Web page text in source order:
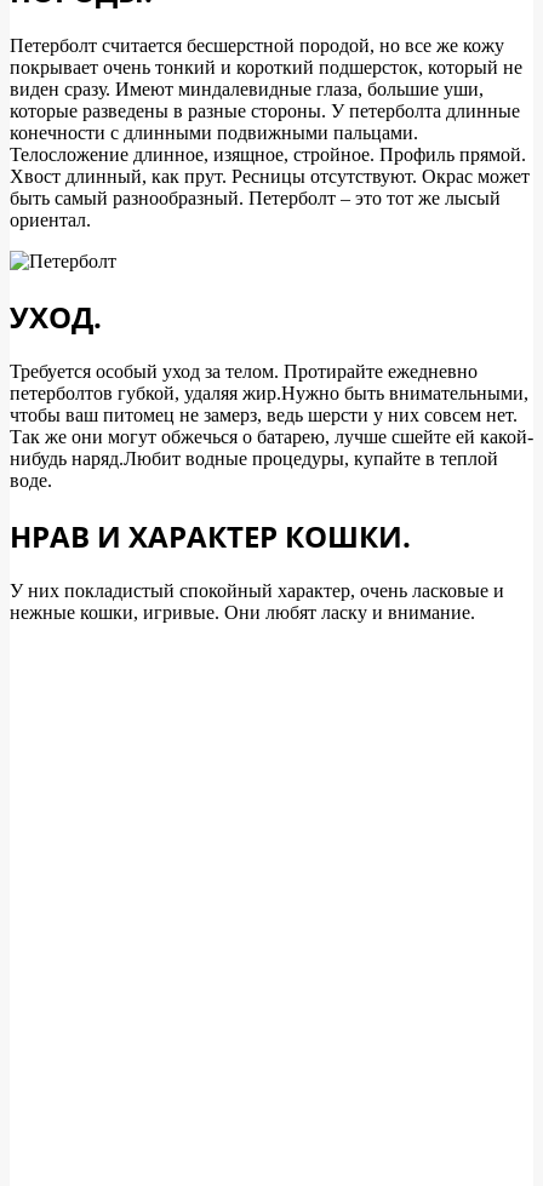
Петерболт считается бесшерстной породой, но все же кожу
покрывает очень тонкий и короткий подшерсток, который не
виден сразу. Имеют миндалевидные глаза, большие уши,
которые разведены в разные стороны. У петерболта длинные
конечности с длинными подвижными пальцами.
Телосложение длинное, изящное, стройное. Профиль прямой.
Хвост длинный, как прут. Ресницы отсутствуют. Окрас может
быть самый разнообразный. Петерболт – это тот же лысый
ориентал.
УХОД.
Требуется особый уход за телом. Протирайте ежедневно
петерболтов губкой, удаляя жир.Нужно быть внимательными,
чтобы ваш питомец не замерз, ведь шерсти у них совсем нет.
Так же они могут обжечься о батарею, лучше сшейте ей какой-
нибудь наряд.Любит водные процедуры, купайте в теплой
воде.
НРАВ И ХАРАКТЕР КОШКИ.
У них покладистый спокойный характер, очень ласковые и
нежные кошки, игривые. Они любят ласку и внимание.